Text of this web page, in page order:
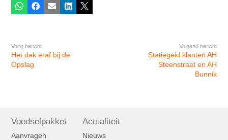
WhatsappFacebook
E-mailLinkedIn
X
Vorig bericht
Het dak eraf bij de
Opslag
Volgend bericht
Statiegeld klanten AH
Steenstraat en AH
Bunnik
Voedselpakket
Aanvragen
Actualiteit
Nieuws